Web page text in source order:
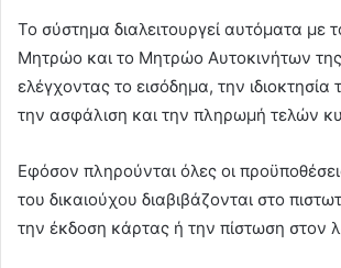
Το σύστημα διαλειτουργεί αυτόματα με
Μητρώο και το Μητρώο Αυτοκινήτων
ελέγχοντας το εισόδημα, την ιδιοκτησία
την ασφάλιση και την πληρωμή τελών
Εφόσον πληρούνται όλες οι
του δικαιούχου διαβιβάζονται στο
την έκδοση κάρτας ή την πίστωση στον